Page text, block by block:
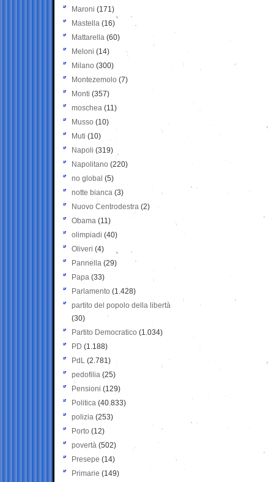
Maroni (171)
Mastella (16)
Mattarella (60)
Meloni (14)
Milano (300)
Montezemolo (7)
Monti (357)
moschea (11)
Musso (10)
Muti (10)
Napoli (319)
Napolitano (220)
no global (5)
notte bianca (3)
Nuovo Centrodestra (2)
Obama (11)
olimpiadi (40)
Oliveri (4)
Pannella (29)
Papa (33)
Parlamento (1.428)
partito del popolo della libertà
(30)
Partito Democratico (1.034)
PD (1.188)
PdL (2.781)
pedofilia (25)
Pensioni (129)
Politica (40.833)
polizia (253)
Porto (12)
povertà (502)
Presepe (14)
Primarie (149)